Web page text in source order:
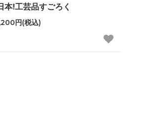
本!工芸品すごろく
円(税込)